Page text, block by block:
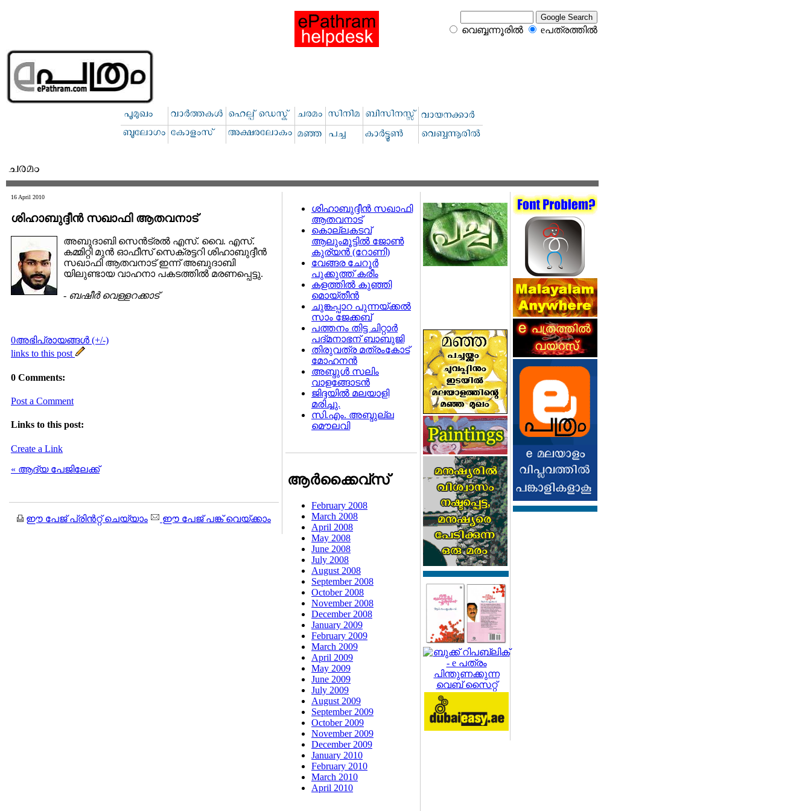
വെബ്ബന്നൂരില്‍ eപത്രത്തില്‍
16 April 2010
ശിഹാബുദ്ദീന്‍ സഖാഫി ആതവനാട്‌
അബുദാബി സെന്‍ട്രല്‍ എസ്‌. വൈ. എസ്‌.
കമ്മിറ്റി മുന്‍ ഓഫീസ്‌ സെക്രട്ടറി ശിഹാബുദ്ദീന്‍
സഖാഫി ആതവനാട്‌ ഇന്ന് അബുദാബി
യിലുണ്ടായ വാഹനാ പകടത്തില്‍ മരണപ്പെട്ടു.
- ബഷീര്‍ വെള്ളറക്കാട്
0അഭിപ്രായങ്ങള്‍ (+/-)
links to this post
0 Comments:
Post a Comment
Links to this post:
Create a Link
« ആദ്യ പേജിലേക്ക്
ഈ പേജ് പ്രിന്‍റ്റ് ചെയ്യാം ഈ പേജ് പങ്ക് വെയ്ക്കാം
ശിഹാബുദ്ദീന്‍ സഖാഫി
ആതവനാട്‌
കൊല്ലകടവ്
ആലുംമൂട്ടില്‍ ജോണ്‍
കുര്യന്‍ (റോണി)
വേങ്ങര ചേറൂര്‍
പുക്കുത്ത് കരീം
കളത്തില്‍ കുഞ്ഞി
മൊയ്തീന്‍
ചുങ്കപ്പാറ പുന്നയ്ക്കല്‍
സാം ജേക്കബ്‌
പത്തനം തിട്ട ചിറ്റാര്‍
പദ്മനാഭന് ബാബുജി
തിരുവത്ര മത്രംകോട്
മോഹനന്‍
അബ്ദുള്‍ സലിം
വാളങ്ങോടന്‍
ജിദ്ദയില്‍ മലയാളി
മരിച്ചു.
സി.എം. അബ്ദുല്ല
മൌലവി
ആര്‍ക്കൈവ്സ്
February 2008
March 2008
April 2008
May 2008
June 2008
July 2008
August 2008
September 2008
October 2008
November 2008
December 2008
January 2009
February 2009
March 2009
April 2009
May 2009
June 2009
July 2009
August 2009
September 2009
October 2009
November 2009
December 2009
January 2010
February 2010
March 2010
April 2010